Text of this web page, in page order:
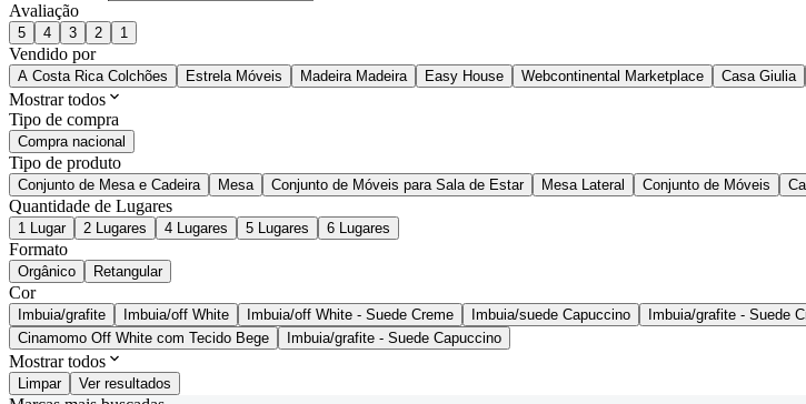
Avaliação
5 4 3 2 1
Vendido por
A Costa Rica Colchões Estrela Móveis Madeira Madeira Easy House Webcontinental Marketplace Casa Giulia
Mostrar todos
Tipo de compra
Compra nacional
Tipo de produto
Conjunto de Mesa e Cadeira Mesa Conjunto de Móveis para Sala de Estar Mesa Lateral Conjunto de Móveis
Quantidade de Lugares
1 Lugar 2 Lugares 4 Lugares 5 Lugares 6 Lugares
Formato
Orgânico Retangular
Cor
Imbuia/grafite Imbuia/off White Imbuia/off White - Suede Creme Imbuia/suede Capuccino Imbuia/grafite - Suede
Cinamomo Off White com Tecido Bege
Imbuia/grafite - Suede Capuccino
Mostrar todos
Limpar Ver resultados